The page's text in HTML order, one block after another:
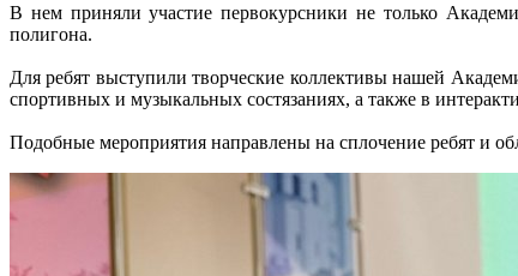
В нем приняли участие первокурсники не только
полигона.
Для ребят выступили творческие коллективы нашей
спортивных и музыкальных состязаниях, а также в
Подобные мероприятия направлены на сплочение ребят и